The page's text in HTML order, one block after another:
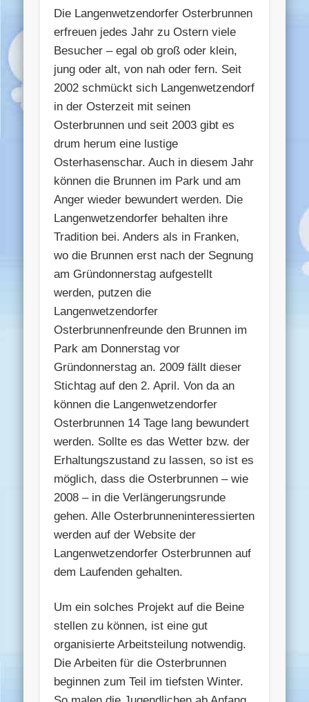
Die Langenwetzendorfer Osterbrunnen
erfreuen jedes Jahr zu Ostern viele
Besucher – egal ob groß oder klein,
jung oder alt, von nah oder fern. Seit
2002 schmückt sich Langenwetzendorf
in der Osterzeit mit seinen
Osterbrunnen und seit 2003 gibt es
drum herum eine lustige
Osterhasenschar. Auch in diesem Jahr
können die Brunnen im Park und am
Anger wieder bewundert werden. Die
Langenwetzendorfer behalten ihre
Tradition bei. Anders als in Franken,
wo die Brunnen erst nach der Segnung
am Gründonnerstag aufgestellt
werden, putzen die
Langenwetzendorfer
Osterbrunnenfreunde den Brunnen im
Park am Donnerstag vor
Gründonnerstag an. 2009 fällt dieser
Stichtag auf den 2. April. Von da an
können die Langenwetzendorfer
Osterbrunnen 14 Tage lang bewundert
werden. Sollte es das Wetter bzw. der
Erhaltungszustand zu lassen, so ist es
möglich, dass die Osterbrunnen – wie
2008 – in die Verlängerungsrunde
gehen. Alle Osterbrunneninteressierten
werden auf der Website der
Langenwetzendorfer Osterbrunnen auf
dem Laufenden gehalten.
Um ein solches Projekt auf die Beine
stellen zu können, ist eine gut
organisierte Arbeitsteilung notwendig.
Die Arbeiten für die Osterbrunnen
beginnen zum Teil im tiefsten Winter.